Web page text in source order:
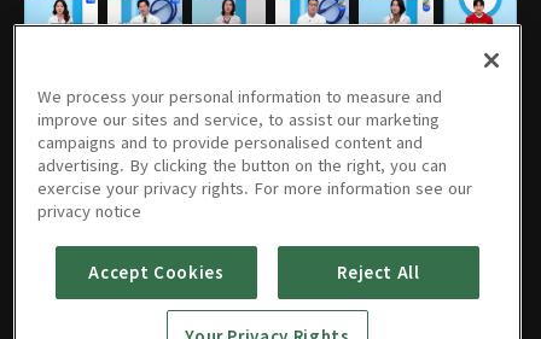
85회
03/12/2026 • 46분
84회 83회 82회 81회 80회
We process your personal information to measure and
improve our sites and service, to assist our marketing
campaigns and to provide personalised content and
advertising. By clicking the button on the right, you can
exercise your privacy rights. For more information see our
privacy notice
Accept Cookies Reject All